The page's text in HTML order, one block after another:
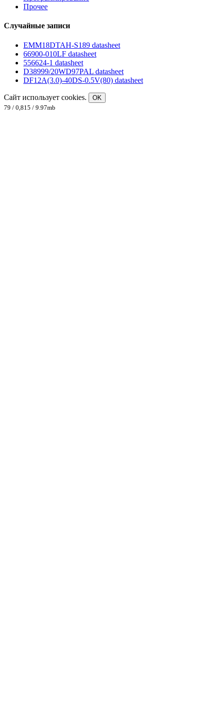
Прочее
Случайные записи
EMM18DTAH-S189 datasheet
66900-010LF datasheet
556624-1 datasheet
D38999/20WD97PAL datasheet
DF12A(3.0)-40DS-0.5V(80) datasheet
Сайт использует cookies.
OK
79 / 0,815 / 9.97mb